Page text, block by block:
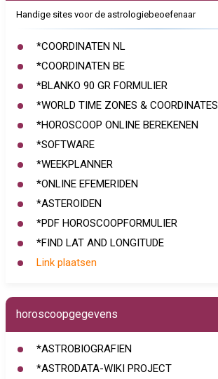
Handige sites voor de astrologiebeoefenaar
*COORDINATEN NL
*COORDINATEN BE
*BLANKO 90 GR FORMULIER
*WORLD TIME ZONES & COORDINATES
*HOROSCOOP ONLINE BEREKENEN
*SOFTWARE
*WEEKPLANNER
*ONLINE EFEMERIDEN
*ASTEROIDEN
*PDF HOROSCOOPFORMULIER
*FIND LAT AND LONGITUDE
Link plaatsen
horoscoopgegevens
*ASTROBIOGRAFIEN
*ASTRODATA-WIKI PROJECT